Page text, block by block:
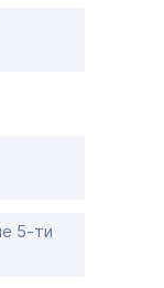
5-ти